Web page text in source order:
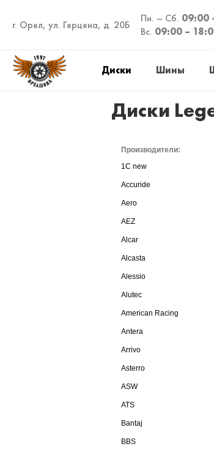
г. Орел, ул. Герцена, д. 20Б
Пн. – Сб. 09:00
Вс. 09:00 –
Диски Шины
Диски
Производители:
1C new
Accuride
Aero
AEZ
Alcar
Alcasta
Alessio
Alutec
American Racing
Antera
Arrivo
Asterro
ASW
ATS
Bantaj
BBS